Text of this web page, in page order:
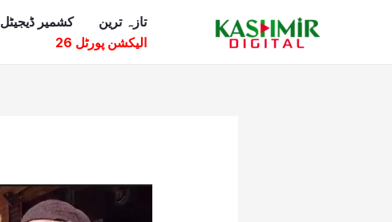
تازہ ترین کشمیر ڈیجیٹل
الیکشن پورٹل 26